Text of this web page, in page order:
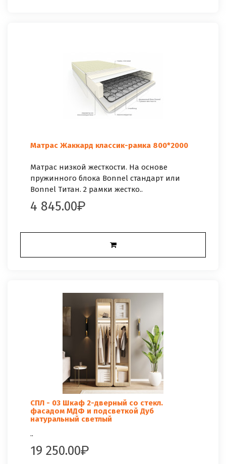
Матрас Жаккард классик-рамка 800*2000
Матрас низкой жесткости. На основе
пружинного блока Bonnel стандарт или
Bonnel Титан. 2 рамки жестко..
4 845.00
СПЛ - 03 Шкаф 2-дверный со стекл.
фасадом МДФ и подсветкой Дуб
натуральный светлый
..
19 250.00